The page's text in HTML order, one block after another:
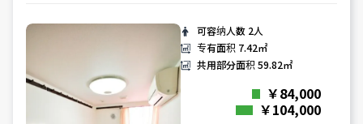
可容纳人数 2人
专有面积 7.42㎡
共用部分面积59.82㎡
￥84,000
￥104,000